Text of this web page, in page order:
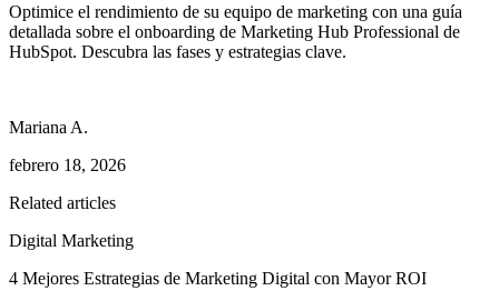
Optimice el rendimiento de su equipo de marketing con una guía
detallada sobre el onboarding de Marketing Hub Professional de
HubSpot. Descubra las fases y estrategias clave.
Mariana A.
febrero 18, 2026
Related articles
Digital Marketing
4 Mejores Estrategias de Marketing Digital con Mayor ROI